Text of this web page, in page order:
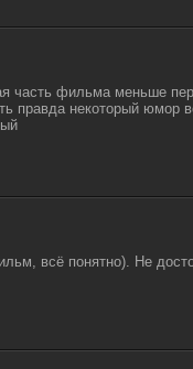
часть фильма меньше
правда некоторый юмор
всё понятно). Не